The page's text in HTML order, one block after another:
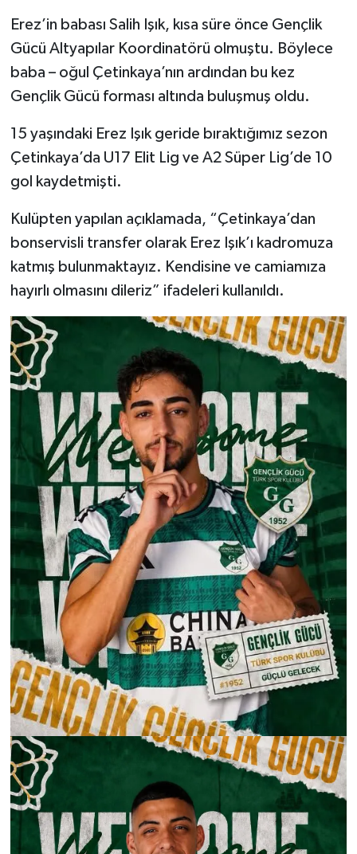
Erez’in babası Salih Işık, kısa süre önce Gençlik
Gücü Altyapılar Koordinatörü olmuştu. Böylece
baba – oğul Çetinkaya’nın ardından bu kez
Gençlik Gücü forması altında buluşmuş oldu.
15 yaşındaki Erez Işık geride bıraktığımız sezon
Çetinkaya’da U17 Elit Lig ve A2 Süper Lig’de 10
gol kaydetmişti.
Kulüpten yapılan açıklamada, “Çetinkaya’dan
bonservisli transfer olarak Erez Işık’ı kadromuza
katmış bulunmaktayız. Kendisine ve camiamıza
hayırlı olmasını dileriz” ifadeleri kullanıldı.